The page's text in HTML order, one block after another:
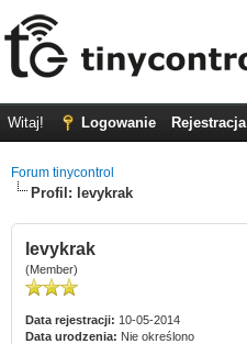
Witaj! Logowanie Rejestracja
Forum tinycontrol
Profil: levykrak
levykrak
(Member)
Data rejestracji: 10-05-2014
Data urodzenia: Nie określono